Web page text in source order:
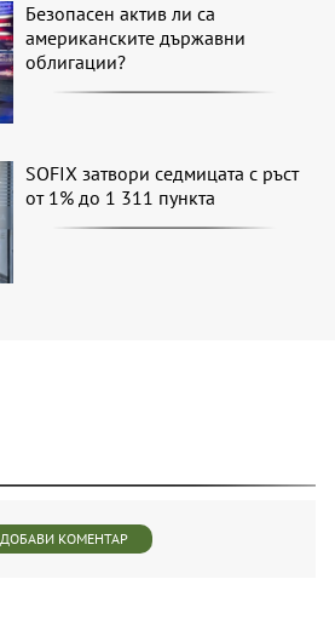
Безопасен актив ли са
американските държавни
облигации?
SOFIX затвори седмицата с ръст
от 1% до 1 311 пункта
ДОБАВИ КОМЕНТАР